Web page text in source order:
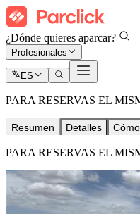
¿Dónde quieres aparcar?
Profesionales
ES
PARA RESERVAS EL
Resumen Detalles
PARA RESERVAS EL